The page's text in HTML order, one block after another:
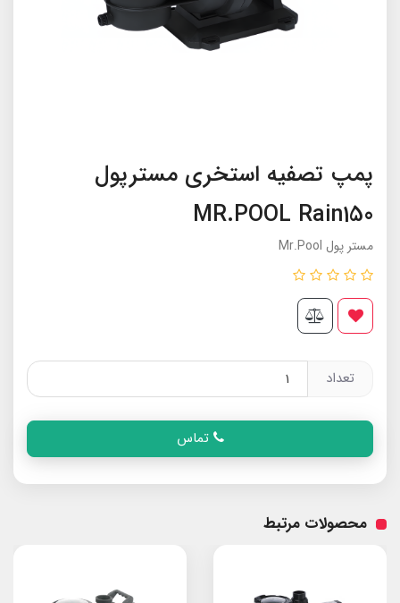
پمپ تصفیه استخری مسترپول
MR.POOL Rain150
مستر پول Mr.Pool
تعداد
تماس
محصولات مرتبط